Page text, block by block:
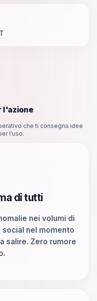
l'azione
che ti consegna idee
l'uso.
di tutti
nei volumi di
nel momento
salire. Zero rumore